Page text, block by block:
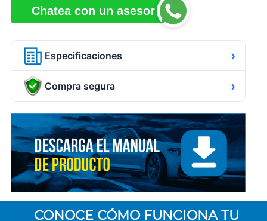
Chatea con un asesor
Especificaciones ›
Compra segura ›
CONOCE CÓMO FUNCIONA TU